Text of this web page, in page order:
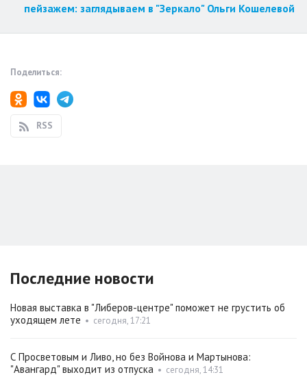
пейзажем: заглядываем в "Зеркало" Ольги Кошелевой
Поделиться:
RSS
Последние новости
Новая выставка в "Либеров-центре" поможет не грустить об
уходящем лете • сегодня, 17:21
С Просветовым и Ливо, но без Войнова и Мартынова:
"Авангард" выходит из отпуска • сегодня, 14:31